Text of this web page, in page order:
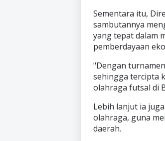
Sementara itu,
sambutannya
yang tepat dalam
pemberdayaan
"Dengan
sehingga tercipta
olahraga futsal di
Lebih lanjut ia
olahraga, guna
daerah.